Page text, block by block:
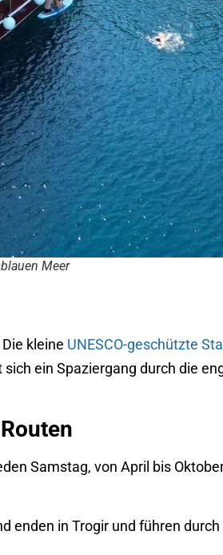
Meer
kleine UNESCO-geschützte
ein Spaziergang durch die
Samstag, von April bis
enden in Trogir und führen